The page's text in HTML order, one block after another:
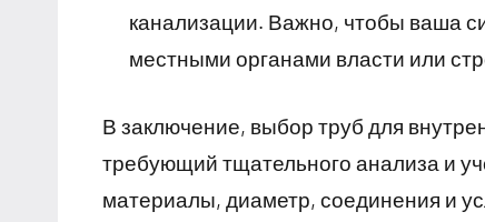
канализации. Важно, чтобы ваша
местными органами власти или
В заключение, выбор труб для
требующий тщательного анализа и
материалы, диаметр, соединения и